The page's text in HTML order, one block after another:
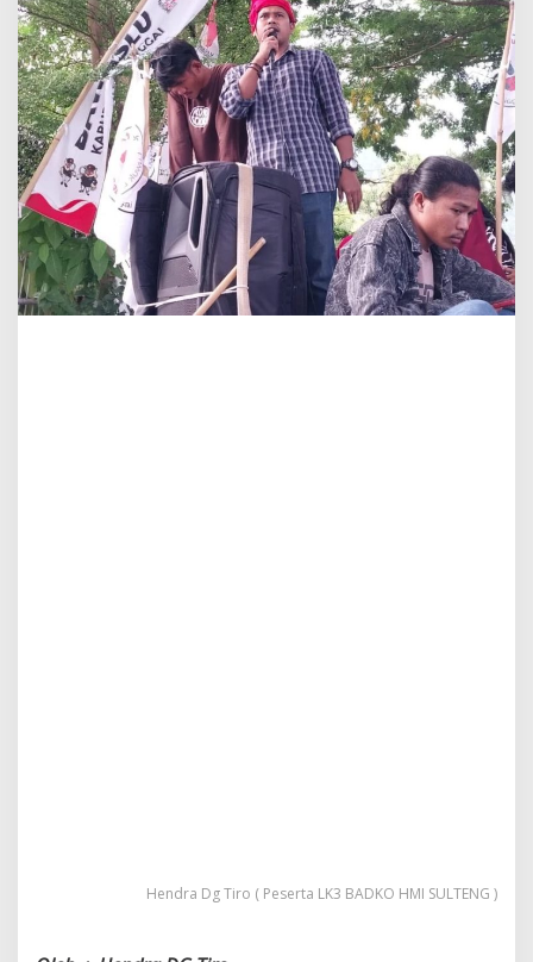
Hendra Dg Tiro ( Peserta LK3 BADKO HMI SULTENG )